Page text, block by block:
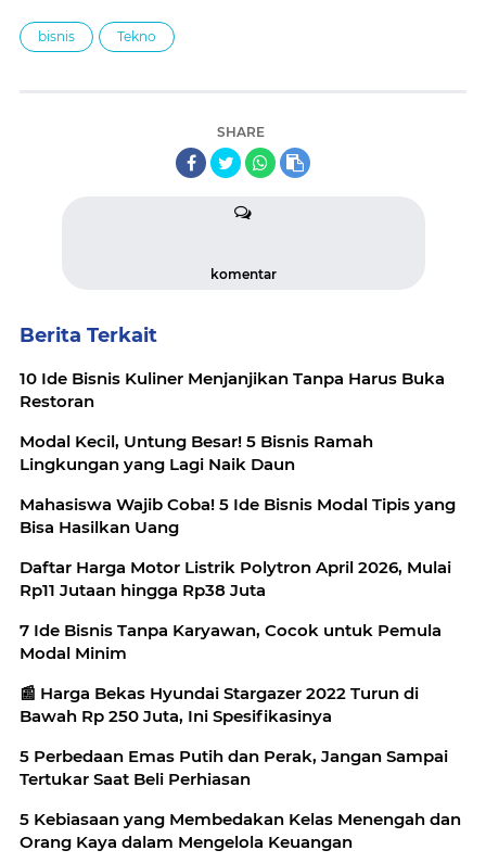
bisnis Tekno
SHARE
komentar
Berita Terkait
10 Ide Bisnis Kuliner Menjanjikan Tanpa Harus Buka
Restoran
Modal Kecil, Untung Besar! 5 Bisnis Ramah
Lingkungan yang Lagi Naik Daun
Mahasiswa Wajib Coba! 5 Ide Bisnis Modal Tipis yang
Bisa Hasilkan Uang
Daftar Harga Motor Listrik Polytron April 2026, Mulai
Rp11 Jutaan hingga Rp38 Juta
7 Ide Bisnis Tanpa Karyawan, Cocok untuk Pemula
Modal Minim
📰 Harga Bekas Hyundai Stargazer 2022 Turun di
Bawah Rp 250 Juta, Ini Spesifikasinya
5 Perbedaan Emas Putih dan Perak, Jangan Sampai
Tertukar Saat Beli Perhiasan
5 Kebiasaan yang Membedakan Kelas Menengah dan
Orang Kaya dalam Mengelola Keuangan